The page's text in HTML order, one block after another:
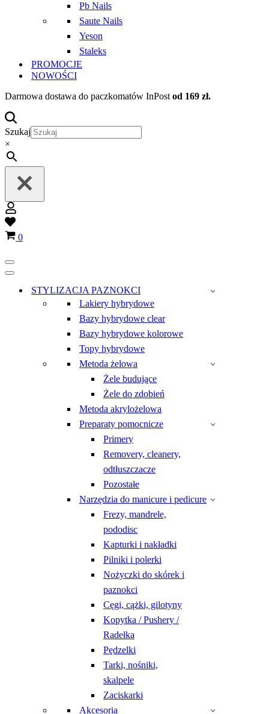
Pb Nails
Saute Nails
Yeson
Staleks
PROMOCJE
NOWOŚCI
Darmowa dostawa do paczkomatów InPost od 169 zł.
Szukaj
×
Wish
listKoszyk
0
Menu
nawigacji
Menu
nawigacjiSTYLIZACJA PAZNOKCI
Lakiery hybrydowe
Bazy hybrydowe clear
Bazy hybrydowe kolorowe
Topy hybrydowe
Metoda żelowa
Żele budujące
Żele do zdobień
Metoda akrylożelowa
Preparaty pomocnicze
Primery
Removery, cleanery,
odtłuszczacze
Pozostałe
Narzędzia do manicure i pedicure
Frezy, mandrele,
pododisc
Kapturki i nakładki
Pilniki i polerki
Nożyczki do skórek i
paznokci
Cęgi, cążki, gilotyny
Kopytka / Pushery /
Radełka
Pędzelki
Tarki, nośniki,
skalpele
Zaciskarki
Akcesoria